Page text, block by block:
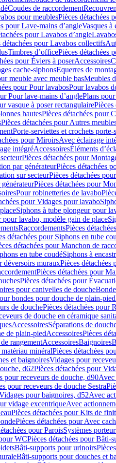
Coudes de raccordement
pour meublesPièces détachées
pour Lave-mains d’angleVasques à
pour Lavabos d’angle
détachées pour Lavabos collectifs
Timbres dʼofficePièces détachées
pour Éviers à poserAccessoires
cache-siphonsEquerres de
meuble avec meuble basMeubles
pour Pour lavabosPour lavabos
Pour lave-mains d’anglePlans
vasque à poser rectangulairePièces
hautesPièces détachées pour
Pièces détachées pour Autres
Porte-serviettes et crochets porte-
pour MiroirsAvec éclairage
intégréAccessoiresÉléments
Pièces détachées pour
par générateurPièces détachées
sur secteurPièces détachées
Pièces détachées pour
Pour robinetteries de lavabo
pour Vidages pour lavabo
Siphons à tube plongeur pour
pour lavabo, modèle gain de place
RaccordementsPièces
détachées pour Siphons en tube
détachées pour Manchon de
en tube coudéSiphons à
déversoirs murauxPièces
Pièces détachées pour
Pièces détachées pour
pour canivelles de douche
bondes pour douche de plain-pied
de douchePièces détachées pour
de douche en céramique
AccessoiresSéparations de
de plain-piedAccessoiresPièces
rangementAccessoiresBaignoires
minéralPièces détachées
et baignoiresVidages pour
d62Pièces détachées pour
pour receveurs de douche, d90Avec
pour receveurs de douche Sestra
pour baignoires, d52Avec
vidage excentriqueAvec
Pièces détachées pour Kits de
Pièces détachées pour Avec
pour ParoisSystèmes
WCPièces détachées pour Bâti-
Bâti-supports pour urinoirs
Bâti-supports pour douches et